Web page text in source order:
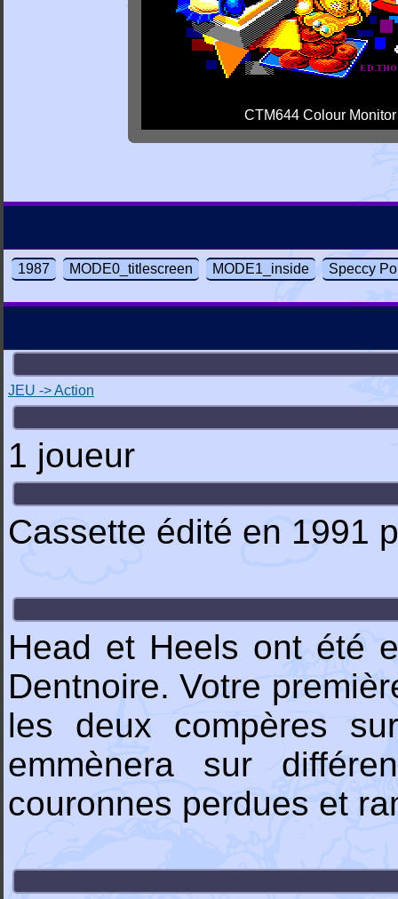
CTM644 Colour Monitor
1987 MODE0_titlescreen MODE1_inside Speccy
JEU -> Action
1 joueur
Cassette édité en 1991
Head et Heels ont été
Dentnoire. Votre
les deux compères
emmènera sur
couronnes perdues et